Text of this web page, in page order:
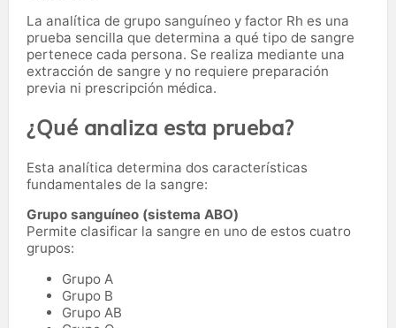
La analítica de grupo sanguíneo y factor Rh es una
prueba sencilla que determina a qué tipo de sangre
pertenece cada persona. Se realiza mediante una
extracción de sangre y no requiere preparación
previa ni prescripción médica.
¿Qué analiza esta prueba?
Esta analítica determina dos características
fundamentales de la sangre:
Grupo sanguíneo (sistema ABO)
Permite clasificar la sangre en uno de estos cuatro
grupos:
Grupo A
Grupo B
Grupo AB